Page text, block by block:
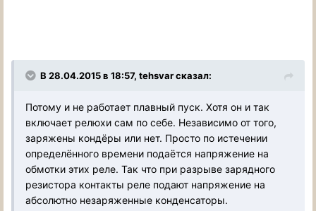
В 28.04.2015 в 18:57, tehsvar сказал:
Потому и не работает плавный пуск. Хотя он и так
включает релюхи сам по себе. Независимо от того,
заряжены кондёры или нет. Просто по истечении
определённого времени подаётся напряжение на
обмотки этих реле. Так что при разрыве зарядного
резистора контакты реле подают напряжение на
абсолютно незаряженные конденсаторы.